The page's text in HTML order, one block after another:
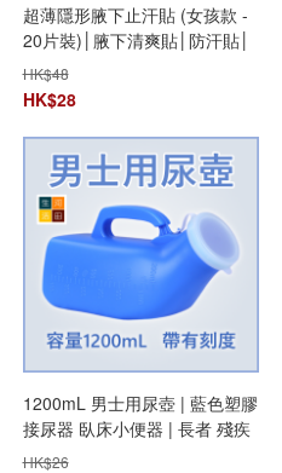
超薄隱形腋下止汗貼 (女孩款 -
20片裝)│腋下清爽貼│防汗貼│
吸汗除臭
HK$48
HK$28
1200mL 男士用尿壺 | 藍色塑膠
接尿器 臥床小便器 | 長者 殘疾
人士用
HK$26